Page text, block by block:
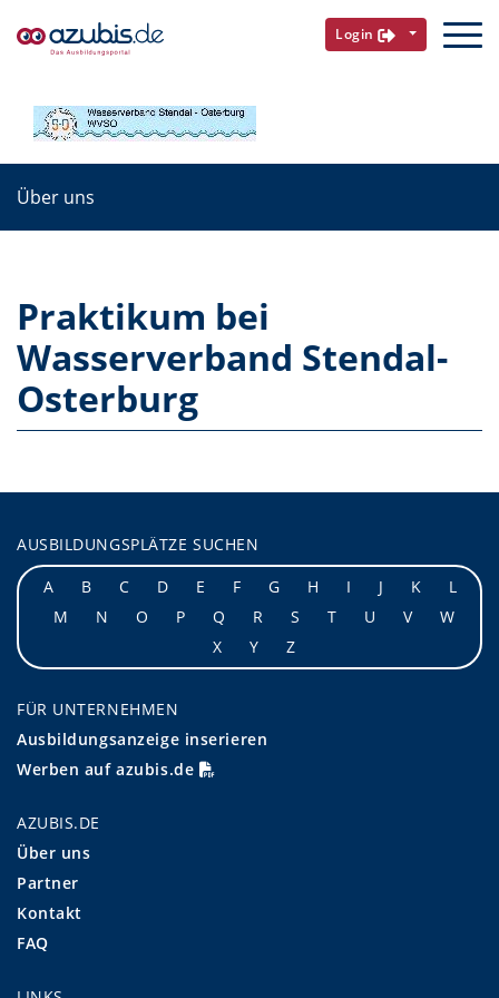
Login
Über uns
Praktikum bei
Wasserverband Stendal-
Osterburg
AUSBILDUNGSPLÄTZE SUCHEN
A
B C D E F G H I J K
L
M
N O P Q R S T U V
W
X
Y Z
FÜR UNTERNEHMEN
Ausbildungsanzeige inserieren
Werben auf azubis.de
AZUBIS.DE
Über uns
Partner
Kontakt
FAQ